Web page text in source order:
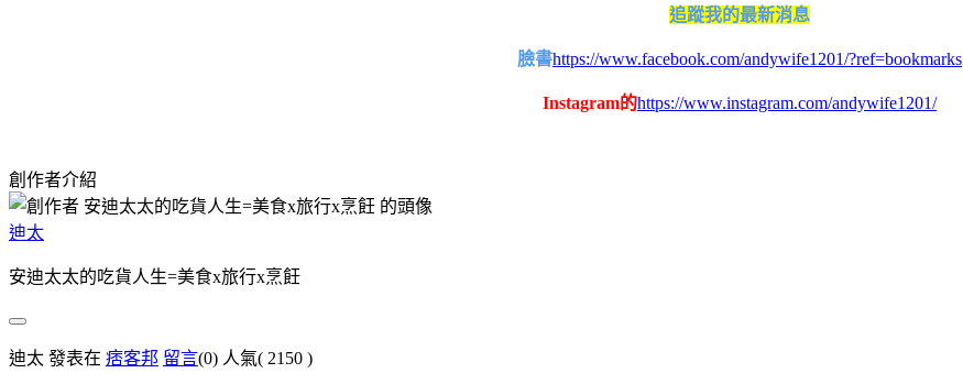
追蹤我的最新消息
臉書https://www.facebook.com/andywife1201/?ref=bookmarks
Instagram的https://www.instagram.com/andywife1201/
創作者介紹
迪太
安迪太太的吃貨人生=美食x旅行x烹飪
迪太 發表在 痞客邦 留言(0) 人氣( 2150 )